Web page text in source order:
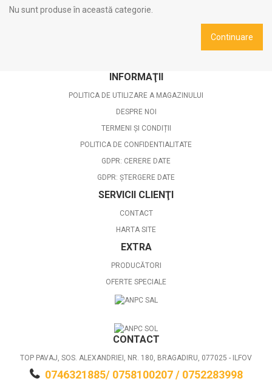
Nu sunt produse în această categorie.
Continuare
INFORMAŢII
POLITICA DE UTILIZARE A MAGAZINULUI
DESPRE NOI
TERMENI ȘI CONDIȚII
POLITICA DE CONFIDENTIALITATE
GDPR: CERERE DATE
GDPR: ȘTERGERE DATE
SERVICII CLIENŢI
CONTACT
HARTA SITE
EXTRA
PRODUCĂTORI
OFERTE SPECIALE
CONTACT
TOP PAVAJ, SOS. ALEXANDRIEI, NR. 180, BRAGADIRU, 077025 - ILFOV
0746321885/ 0758100207 / 0752283998